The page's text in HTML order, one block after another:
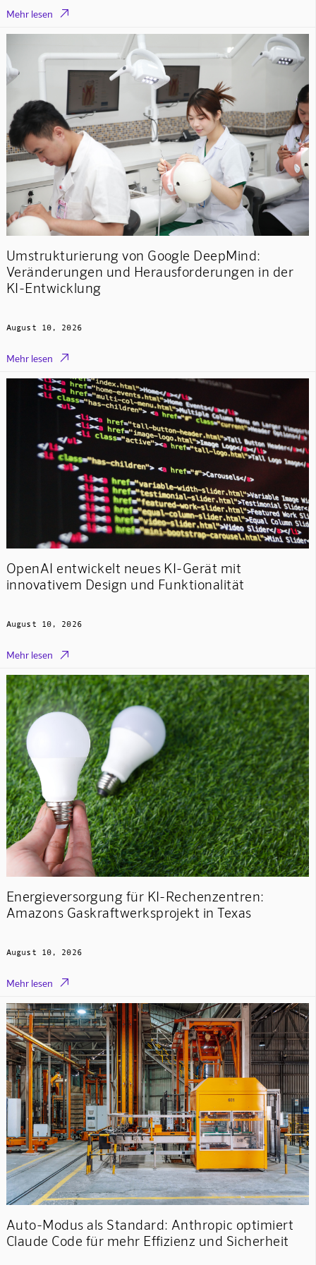
Mehr lesen 
Umstrukturierung von Google DeepMind:
Veränderungen und Herausforderungen in der
KI-Entwicklung
August 10, 2026
Mehr lesen 
OpenAI entwickelt neues KI-Gerät mit
innovativem Design und Funktionalität
August 10, 2026
Mehr lesen 
Energieversorgung für KI-Rechenzentren:
Amazons Gaskraftwerksprojekt in Texas
August 10, 2026
Mehr lesen 
Auto-Modus als Standard: Anthropic optimiert
Claude Code für mehr Effizienz und Sicherheit